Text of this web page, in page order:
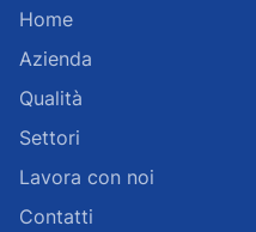
Home
Azienda
Qualità
Settori
Lavora con noi
Contatti